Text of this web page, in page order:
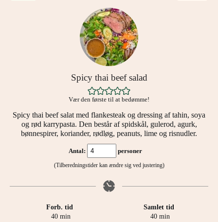
Spicy thai beef salad
Vær den første til at bedømme!
Spicy thai beef salat med flankesteak og dressing af tahin, soya
og rød karrypasta. Den består af spidskål, gulerod, agurk,
bønnespirer, koriander, rødløg, peanuts, lime og risnudler.
Antal: personer
(Tilberedningstider kan ændre sig ved justering)
Forb. tid
40minutter
min
Samlet tid
40minutter
min